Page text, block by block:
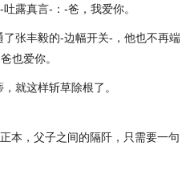
露真言-：-爸，我爱你。
张丰毅的-边幅开关-，他也不再端
也爱你。
就这样斩草除根了。
本，父子之间的隔阡，只需要一句